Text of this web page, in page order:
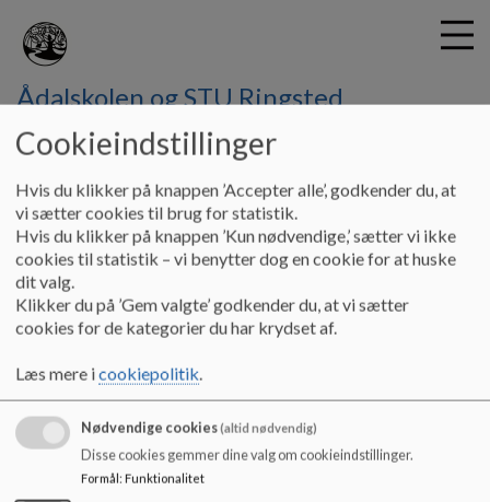
i
Ådalskolen og STU Ringsted
Hjem
Takster
Differentierede takster Ådalskolen
Eleverne på Ådalskolen er inddelt i 3 takstgrupper ud fra
deres problematikker og individuelle behov.
Cookieindstillinger
Hvis du klikker på knappen ’Accepter alle’, godkender du, at
vi sætter cookies til brug for statistik.
Hvis du klikker på knappen ’Kun nødvendige,’ sætter vi ikke
cookies til statistik – vi benytter dog en cookie for at huske
dit valg.
Klikker du på ’Gem valgte’ godkender du, at vi sætter
cookies for de kategorier du har krydset af.
Læs mere icookiepolitik.
Nødvendige cookies(altid nødvendig)
Disse cookies gemmer dine valg om cookieindstillinger.
Formål: Funktionalitet